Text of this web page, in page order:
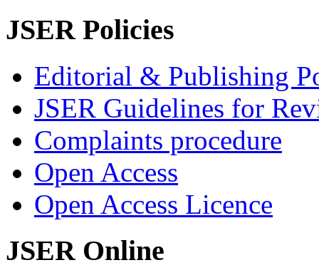
JSER Policies
Editorial & Publishing
JSER Guidelines for
Complaints procedure
Open Access
Open Access Licence
JSER Online